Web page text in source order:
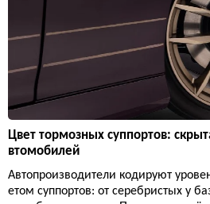
Цвет тормозных суппортов:
втомобилей
Автопроизводители кодируют
етом суппортов: от серебристых у